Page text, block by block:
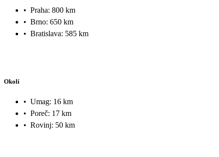
• Praha: 800 km
• Brno: 650 km
• Bratislava: 585 km
Okolí
• Umag: 16 km
• Poreč: 17 km
• Rovinj: 50 km